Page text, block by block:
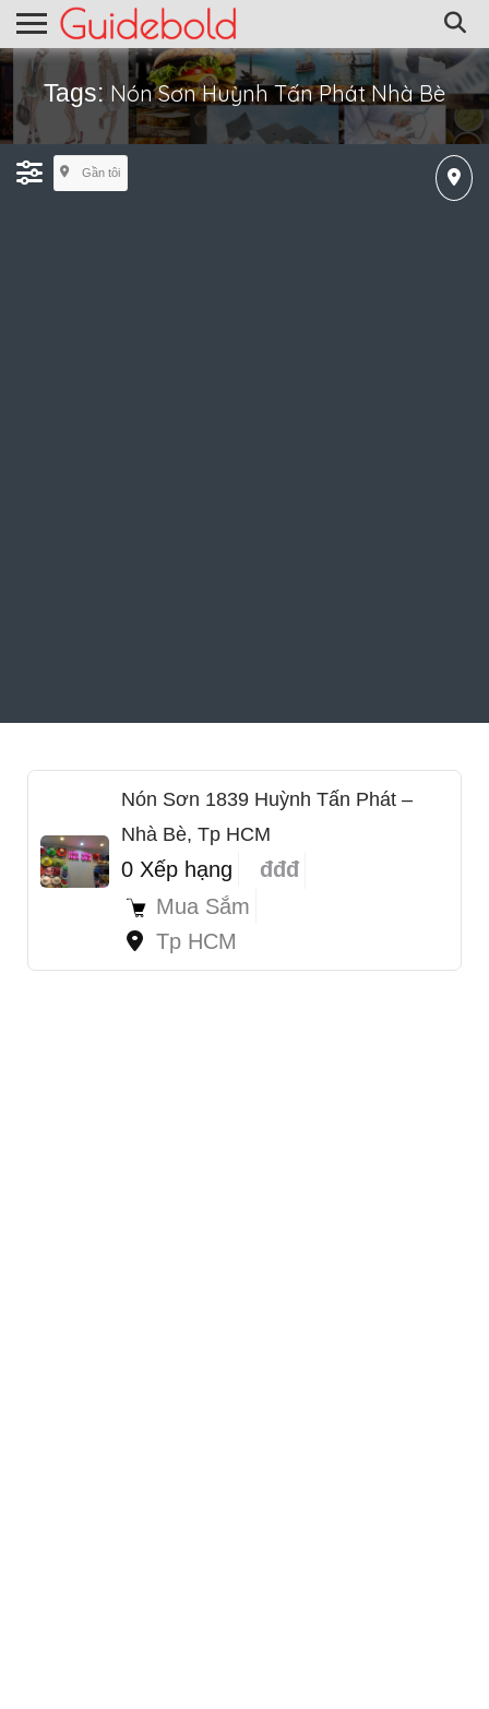
Tags: Nón Sơn Huỳnh Tấn Phát Nhà Bè
Gần tôi
Nón Sơn 1839 Huỳnh Tấn Phát –
Nhà Bè, Tp HCM
0 Xếp hạng
đđđ
Mua Sắm
Tp HCM